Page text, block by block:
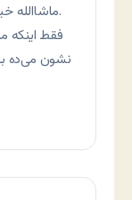
ماشاالله خیلی چاق شدین. موفق باشین.
فقط اینکه
نشون می‌ده